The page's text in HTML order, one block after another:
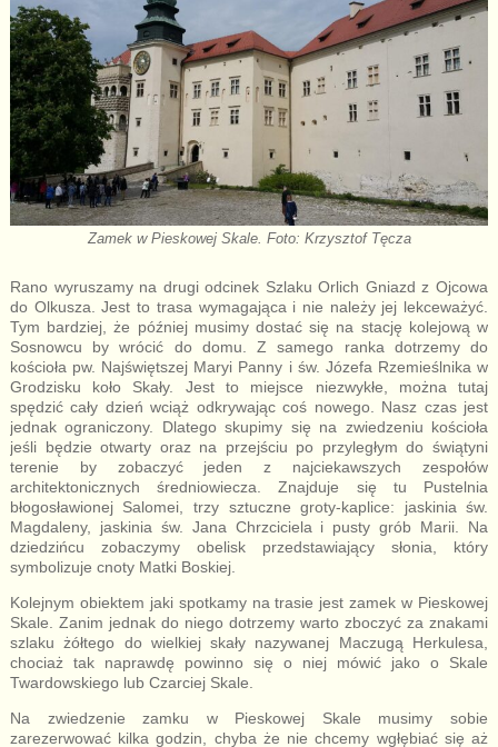
Zamek w Pieskowej Skale. Foto: Krzysztof Tęcza
Rano wyruszamy na drugi odcinek Szlaku Orlich Gniazd z Ojcowa
do Olkusza. Jest to trasa wymagająca i nie należy jej lekceważyć.
Tym bardziej, że później musimy dostać się na stację kolejową w
Sosnowcu by wrócić do domu. Z samego ranka dotrzemy do
kościoła pw. Najświętszej Maryi Panny i św. Józefa Rzemieślnika w
Grodzisku koło Skały. Jest to miejsce niezwykłe, można tutaj
spędzić cały dzień wciąż odkrywając coś nowego. Nasz czas jest
jednak ograniczony. Dlatego skupimy się na zwiedzeniu kościoła
jeśli będzie otwarty oraz na przejściu po przyległym do świątyni
terenie by zobaczyć jeden z najciekawszych zespołów
architektonicznych średniowiecza. Znajduje się tu Pustelnia
błogosławionej Salomei, trzy sztuczne groty-kaplice: jaskinia św.
Magdaleny, jaskinia św. Jana Chrzciciela i pusty grób Marii. Na
dziedzińcu zobaczymy obelisk przedstawiający słonia, który
symbolizuje cnoty Matki Boskiej.
Kolejnym obiektem jaki spotkamy na trasie jest zamek w Pieskowej
Skale. Zanim jednak do niego dotrzemy warto zboczyć za znakami
szlaku żółtego do wielkiej skały nazywanej Maczugą Herkulesa,
chociaż tak naprawdę powinno się o niej mówić jako o Skale
Twardowskiego lub Czarciej Skale.
Na zwiedzenie zamku w Pieskowej Skale musimy sobie
zarezerwować kilka godzin, chyba że nie chcemy wgłębiać się aż